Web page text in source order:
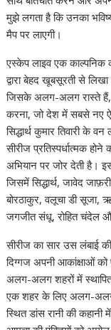
मुझे लगता है कि उनका
मैप पर लाएगी।
एस्केप लाइव एक काल्पनिक
द्वारा बेहद खूबसूरती से
जिसके अलग-अलग रास्ते हैं,
करना, जो देश में सबसे नए ऐप
सिद्धार्थ कुमार तिवारी के
सीरीज प्रतिस्पर्धात्मक
अभियान पर जोर देती है।
जिसमें सिद्धार्थ, जावेद
बोरठाकुर, वलूचा डी सूजा,
जगजीत संधू, रोहित चंदेल
सीरीज का सार उस लंबाई
दिग्गज अपनी आकांक्षाओं
अलग-अलग शहरों में
एक शहर के लिए अलग-
स्थित डांस रानी की कहानी